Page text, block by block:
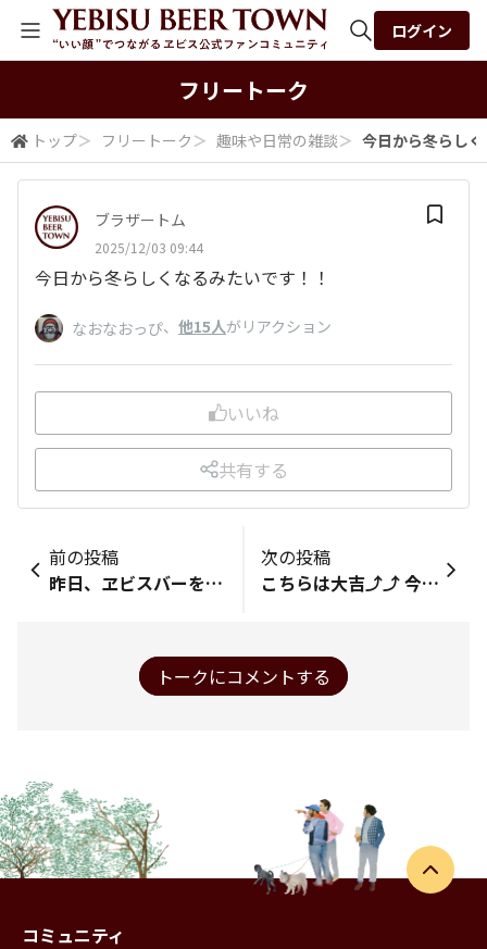
検索
ログイン
フリートーク
トップ＞ フリートーク ＞ 趣味や日常の雑談＞ 今日から冬らし
ブラザートム
2025/12/03 09:44
今日から冬らしくなるみたいです！！
なおなおっぴ、 他15人がリアクション
いいね
共有する
前の投稿
昨日、ヱビスバーを出たところでの呼び込みに応じて購入した「おはぎ」 これからイイことあるかな？
次の投稿
こちらは大吉⤴️⤴️ 今日から寒波で寒くなるようです。 皆さんも体調には気を付けて下さい👊✨
トークにコメントする
コミュニティ